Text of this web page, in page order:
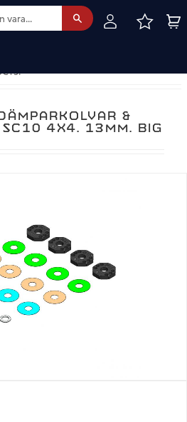
&
SC10 4X4. 13MM. BIG